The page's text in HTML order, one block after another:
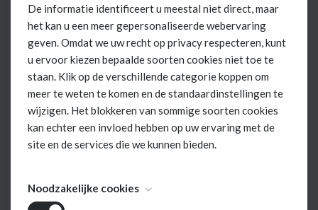
De informatie identificeert u meestal niet direct, maar
het kan u een meer gepersonaliseerde webervaring
geven. Omdat we uw recht op privacy respecteren, kunt
u ervoor kiezen bepaalde soorten cookies niet toe te
staan. Klik op de verschillende categorie koppen om
meer te weten te komen en de standaardinstellingen te
wijzigen. Het blokkeren van sommige soorten cookies
kan echter een invloed hebben op uw ervaring met de
site en de services die we kunnen bieden.
Noodzakelijke cookies